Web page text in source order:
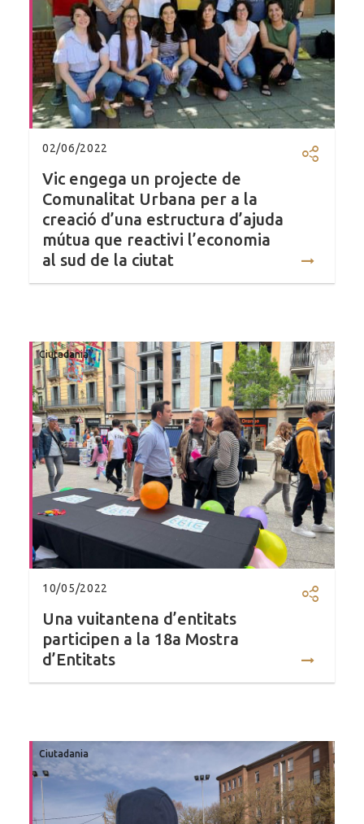
02/06/2022
Vic engega un projecte de
Comunalitat Urbana per a la
creació d’una estructura d’ajuda
mútua que reactivi l’economia
al sud de la ciutat
Ciutadania
10/05/2022
Una vuitantena d’entitats
participen a la 18a Mostra
d’Entitats
Ciutadania